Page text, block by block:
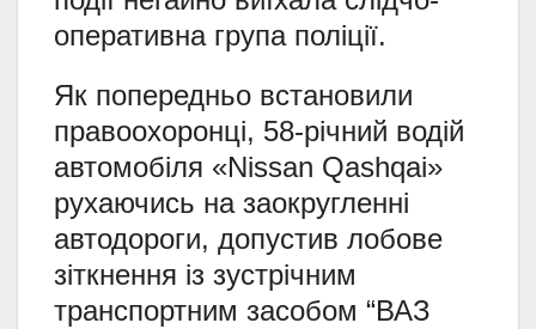
оперативна група поліції.
Як попередньо встановили
правоохоронці, 58-річний водій
автомобіля «Nissan Qashqai»
рухаючись на заокругленні
автодороги, допустив лобове
зіткнення із зустрічним
транспортним засобом “ВАЗ